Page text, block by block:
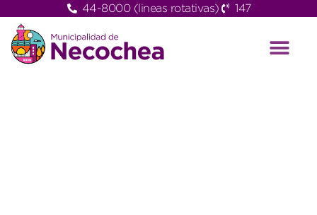
44-8000 (lineas rotativas) 147